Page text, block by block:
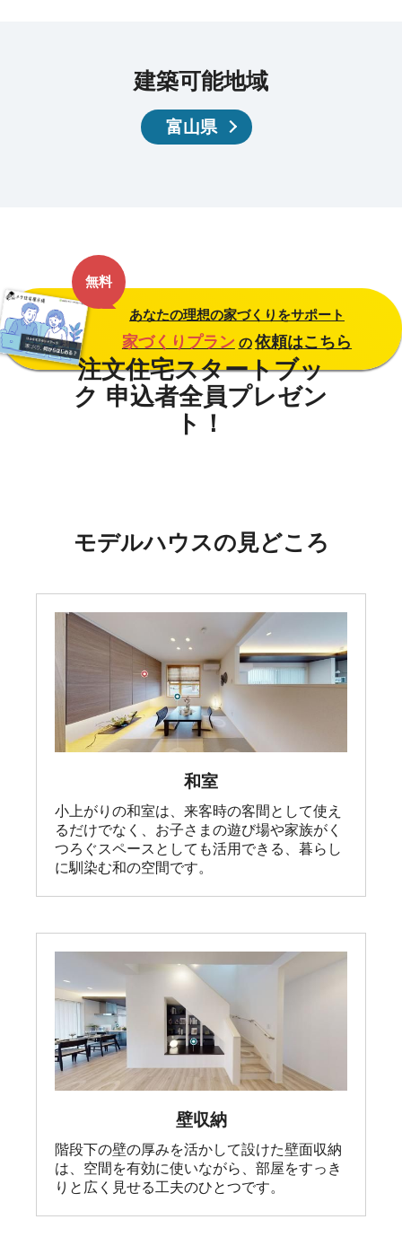
建築可能地域
富山県
無料
あなたの理想の家づくりをサポート
家づくりプラン の 依頼はこちら
モデルハウスの見どころ
和室
小上がりの和室は、来客時の客間として使え
るだけでなく、お子さまの遊び場や家族がく
つろぐスペースとしても活用できる、暮らし
に馴染む和の空間です。
壁収納
階段下の壁の厚みを活かして設けた壁面収納
は、空間を有効に使いながら、部屋をすっき
りと広く見せる工夫のひとつです。